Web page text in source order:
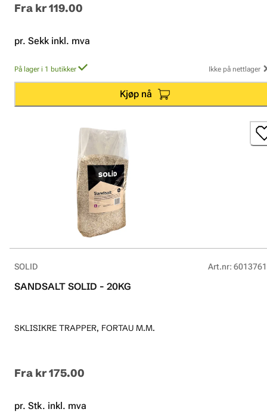
Fra kr 119.00
pr. Sekk inkl. mva
På lager i 1 butikker Ikke på nettlager
Kjøp nå
SOLID Art.nr:
SANDSALT SOLID - 20KG
SKLISIKRE TRAPPER, FORTAU M.M.
Fra kr 175.00
pr. Stk. inkl. mva